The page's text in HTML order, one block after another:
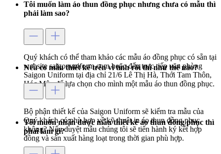
Tôi muốn làm áo thun đồng phục nhưng chưa có mẫu thì
phải làm sao?
Quý khách có thể tham khảo các mẫu áo đồng phục có sẵn tại
website saigonuniform.com hoặc đến trực tiếp văn phòng
Saigon Uniform tại địa chỉ 21/6 Lê Thị Hà, Thới Tam Thôn,
Hóc Môn để lựa chọn cho mình một mẫu áo thun đồng phục.
Nếu có mẫu thiết kế trên vi tính rồi thì như thế nào?
Bộ phận thiết kế của Saigon Uniform sẽ kiểm tra mẫu của
Quý khách có phù hợp về kỹ thuật in áo thun đồng phục
không? Nếu duyệt mẫu chúng tôi sẽ tiến hành ký kết hợp
đồng và sản xuất hàng loạt trong thời gian phù hợp.
Tôi muốn nhận được mẫu thiết kế áo thun đồng phục thì
phải làm gì?